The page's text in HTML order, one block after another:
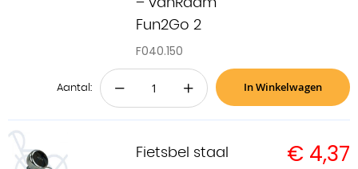
– vanRaam
Fun2Go 2
F040.150
Aantal: − + In Winkelwagen
Fietsbel staal € 4,37